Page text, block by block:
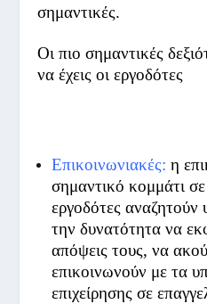
σημαντικές.
Οι πιο σημαντικές
να έχεις οι εργοδότες
Επικοινωνιακές: η
σημαντικό κομμάτι
εργοδότες
την δυνατότητα να
απόψεις τους, να
επικοινωνούν με τα
επιχείρησης σε